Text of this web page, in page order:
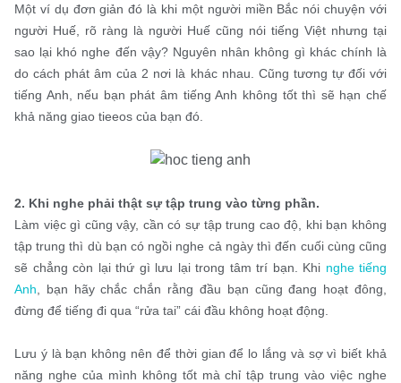
Một ví dụ đơn giản đó là khi một người miền Bắc nói chuyện với
người Huế, rõ ràng là người Huế cũng nói tiếng Việt nhưng tại
sao lại khó nghe đến vậy? Nguyên nhân không gì khác chính là
do cách phát âm của 2 nơi là khác nhau. Cũng tương tự đối với
tiếng Anh, nếu bạn phát âm tiếng Anh không tốt thì sẽ hạn chế
khả năng giao tieeos của bạn đó.
2. Khi nghe phải thật sự tập trung vào từng phần.
Làm việc gì cũng vậy, cần có sự tập trung cao độ, khi bạn không
tập trung thì dù bạn có ngồi nghe cả ngày thì đến cuối cùng cũng
sẽ chẳng còn lại thứ gì lưu lại trong tâm trí bạn. Khi nghe tiếng
Anh , bạn hãy chắc chắn rằng đầu bạn cũng đang hoạt đông,
đừng để tiếng đi qua “rửa tai” cái đầu không hoạt động.
Lưu ý là bạn không nên để thời gian để lo lắng và sợ vì biết khả
năng nghe của mình không tốt mà chỉ tập trung vào việc nghe